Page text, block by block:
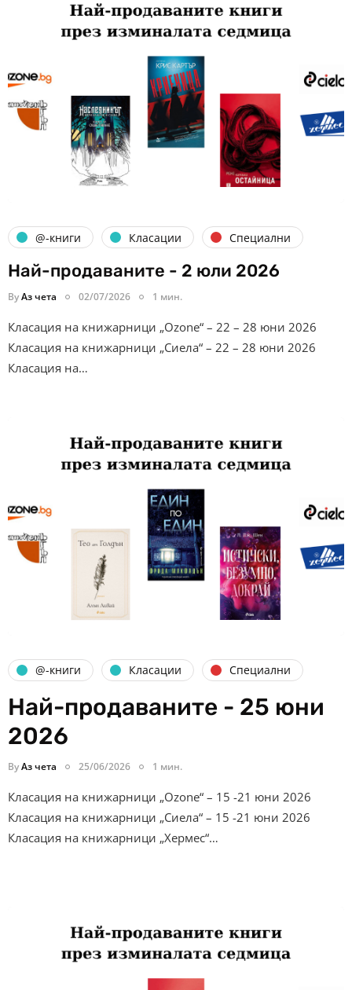
@-книги Класации Специални
Най-продаваните - 2 юли 2026
ByАз чета 02/07/2026 1 мин.
Класация на книжарници „Ozone“ – 22 – 28 юни 2026
Класация на книжарници „Сиела“ – 22 – 28 юни 2026
Класация на…
@-книги Класации Специални
Най-продаваните - 25 юни
2026
ByАз чета 25/06/2026 1 мин.
Класация на книжарници „Ozone“ – 15 -21 юни 2026
Класация на книжарници „Сиела“ – 15 -21 юни 2026
Класация на книжарници „Хермес“…